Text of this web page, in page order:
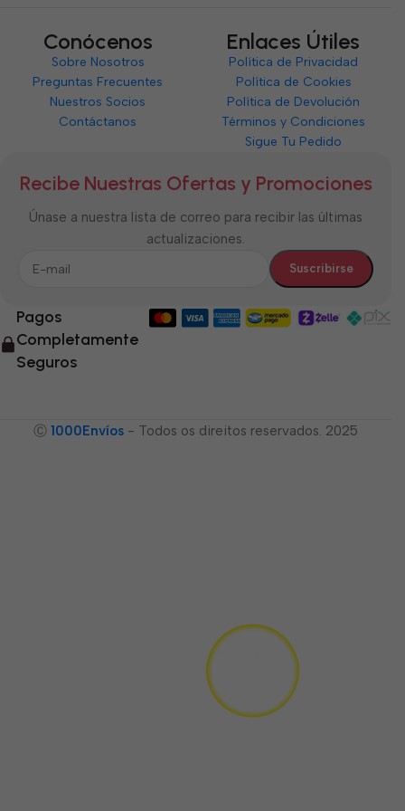
Conócenos
Sobre Nosotros
Preguntas Frecuentes
Nuestros Socios
Contáctanos
Enlaces Útiles
Política de Privacidad
Política de Cookies
Política de Devolución
Términos y Condiciones
Sigue Tu Pedido
Recibe Nuestras Ofertas y Promociones
Únase a nuestra lista de correo para recibir las últimas
actualizaciones.
Pagos
Completamente
Seguros
Ⓒ 1000Envíos - Todos os direitos reservados. 2025